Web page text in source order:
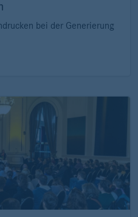
bei der Generierung